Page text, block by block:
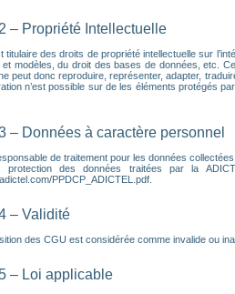
– Propriété Intellectuelle
titulaire des droits de propriété intellectuelle sur
modèles, du droit des bases de données, etc.
ne peut donc reproduire, représenter, adapter,
n’est possible sur de les éléments protégés
– Données à caractère personnel
de traitement pour les données
des données traitées par la
PPDCP_ADICTEL.pdf.
– Validité
des CGU est considérée comme invalide ou
– Loi applicable